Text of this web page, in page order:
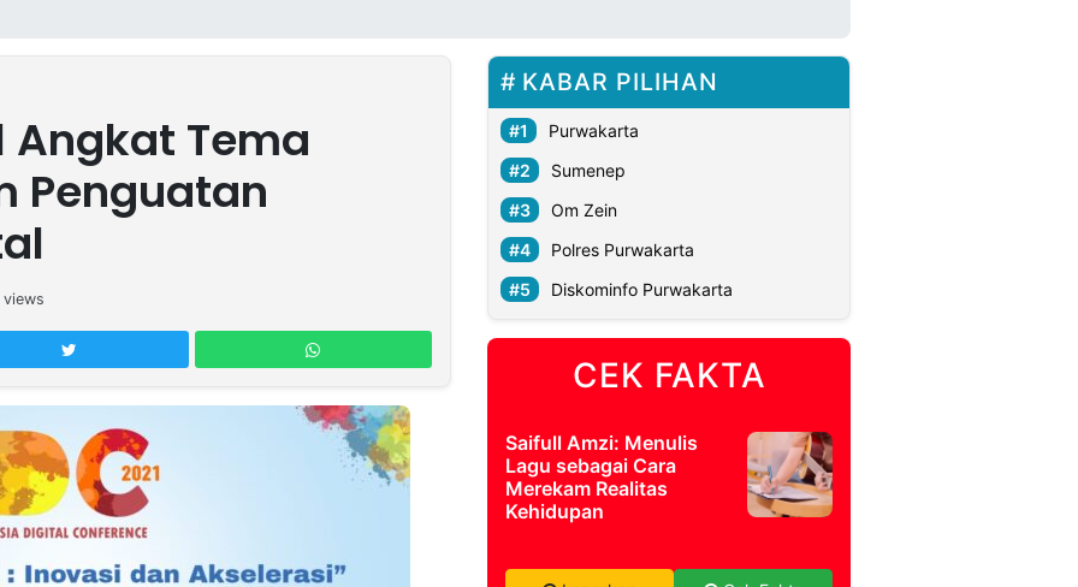
Angkat Tema
Penguatan
views
KABAR PILIHAN
Purwakarta
Sumenep
Om Zein
Polres Purwakarta
Diskominfo Purwakarta
CEK FAKTA
Saifull Amzi: Menulis
Lagu sebagai Cara
Merekam Realitas
Kehidupan